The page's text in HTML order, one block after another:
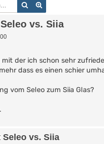
Suche
vs. Siia
der ich schon sehr
dass es einen schier
vom Seleo zum Siia Glas?
vs. Siia